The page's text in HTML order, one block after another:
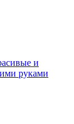
и
руками